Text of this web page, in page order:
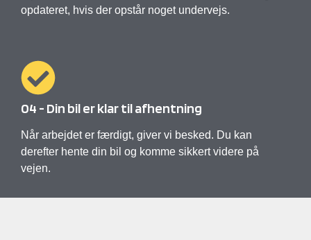
opdateret, hvis der opstår noget undervejs.
04 - Din bil er klar til afhentning
Når arbejdet er færdigt, giver vi besked. Du kan
derefter hente din bil og komme sikkert videre på
vejen.